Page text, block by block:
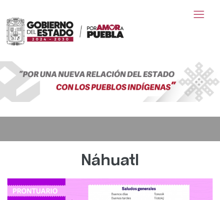
Náhuatl